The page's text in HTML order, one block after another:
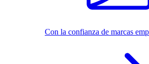
Con la confianza de marcas